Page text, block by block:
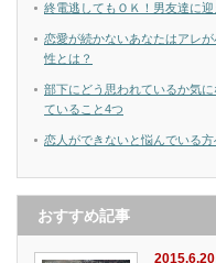
終電逃してもＯＫ！男友達に
恋愛が続かないあなたはアレ
性とは？
部下にどう思われているか気
ていること4つ
恋人ができないと悩んでいる
おすすめ記事
2015.6.20